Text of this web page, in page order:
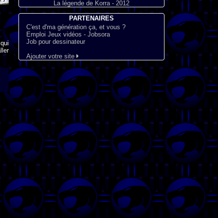
La légende de Korra - 2012
PARTENAIRES
C'est d'ma génération ça, et vous ?
Emploi Jeux vidéos - Jobsora
Job pour dessinateur
Ajouter votre site